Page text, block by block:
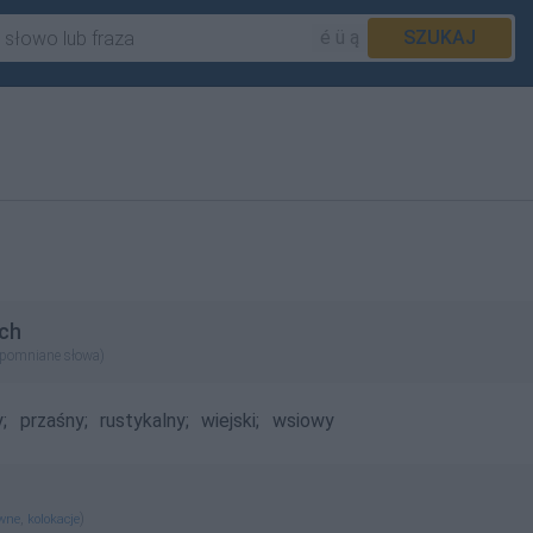
SZUKAJ
słowa)
przaśny; rustykalny; wiejski; wsiowy
kolokacje